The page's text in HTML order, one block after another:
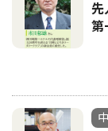
先
第